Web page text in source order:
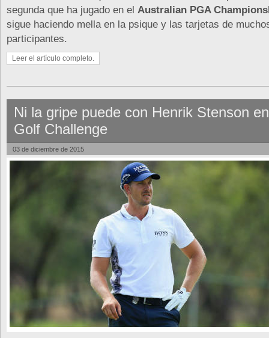
segunda que ha jugado en el Australian PGA
sigue haciendo mella en la psique y las tarjetas de
participantes.
Leer el artículo completo.
Ni la gripe puede con Henrik Stenson
Golf Challenge
03 de diciembre de 2015